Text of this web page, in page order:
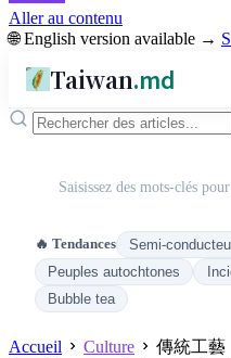
Aller au contenu
🌐 English version available →
Taiwan.md
Saisissez des mots-clés
🔥 Tendances Semi-
Peuples autochtones
Bubble tea
Accueil Culture 傳統工藝